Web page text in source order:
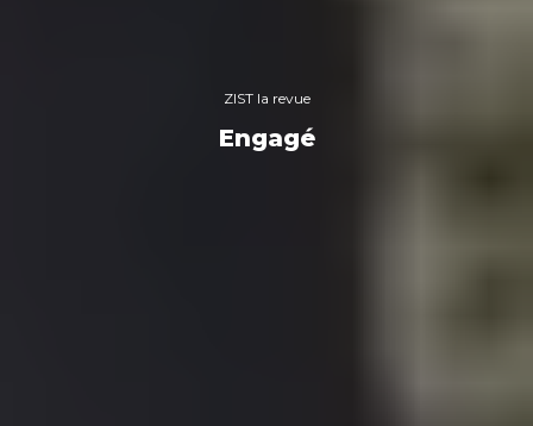
ZIST la revue
Engagé